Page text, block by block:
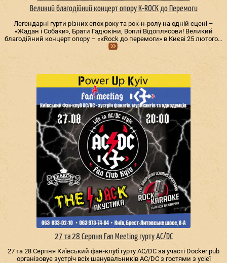
Великий благодійний концерт опору К-ROCK до Перемоги
Легендарні гурти різних епох року та рок-н-ролу на одній сцені –
«Жадан і Собаки», Брати Гадюкіни, Воплі Відоплясови! Великий
благодійний концерт опору – «кRock до перемоги» в Києві 25 лютого…
27 та 28 Серпня Fan Meeting гурту AC/DС
27 та 28 Серпня Київський фан-клуб гурту AC/DС за участі Docker pub
організовує зустріч всіх шанувальників AC/DС з гостями з усієї